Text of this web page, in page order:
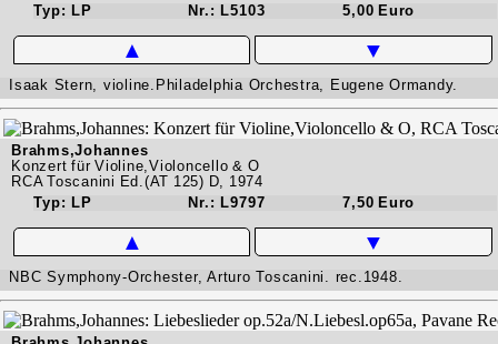
Typ: LP
Nr.: L5103 5,00 Euro
▲ ▼
Isaak Stern, violine.Philadelphia Orchestra, Eugene Ormandy.
Brahms,Johannes
Konzert für Violine,Violoncello & O
RCA Toscanini Ed.(AT 125) D, 1974
Typ: LP
Nr.: L9797 7,50 Euro
▲ ▼
NBC Symphony-Orchester, Arturo Toscanini. rec.1948.